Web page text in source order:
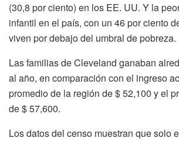
(30,8 por ciento) en los EE. UU. Y la
infantil en el país, con un 46 por ciento
viven por debajo del umbral de pobreza.
Las familias de Cleveland ganaban
al año, en comparación con el ingreso
promedio de la región de $ 52,100 y el
de $ 57,600.
Los datos del censo muestran que solo